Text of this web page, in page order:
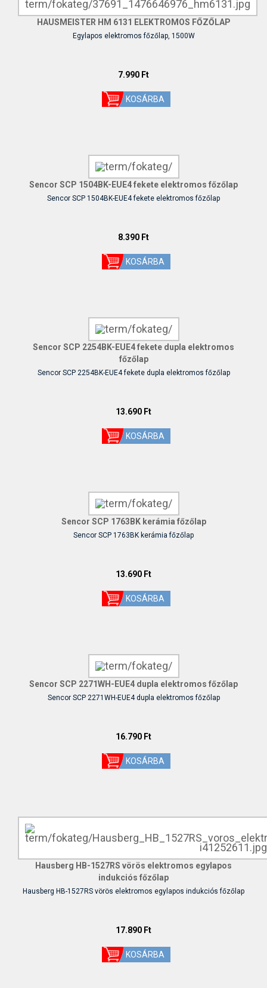
HAUSMEISTER HM 6131 ELEKTROMOS FŐZŐLAP
Egylapos elektromos főzőlap, 1500W
7.990 Ft
Sencor SCP 1504BK-EUE4 fekete elektromos főzőlap
Sencor SCP 1504BK-EUE4 fekete elektromos főzőlap
8.390 Ft
Sencor SCP 2254BK-EUE4 fekete dupla elektromos
főzőlap
Sencor SCP 2254BK-EUE4 fekete dupla elektromos főzőlap
13.690 Ft
Sencor SCP 1763BK kerámia főzőlap
Sencor SCP 1763BK kerámia főzőlap
13.690 Ft
Sencor SCP 2271WH-EUE4 dupla elektromos főzőlap
Sencor SCP 2271WH-EUE4 dupla elektromos főzőlap
16.790 Ft
Hausberg HB-1527RS vörös elektromos egylapos
indukciós főzőlap
Hausberg HB-1527RS vörös elektromos egylapos indukciós főzőlap
17.890 Ft